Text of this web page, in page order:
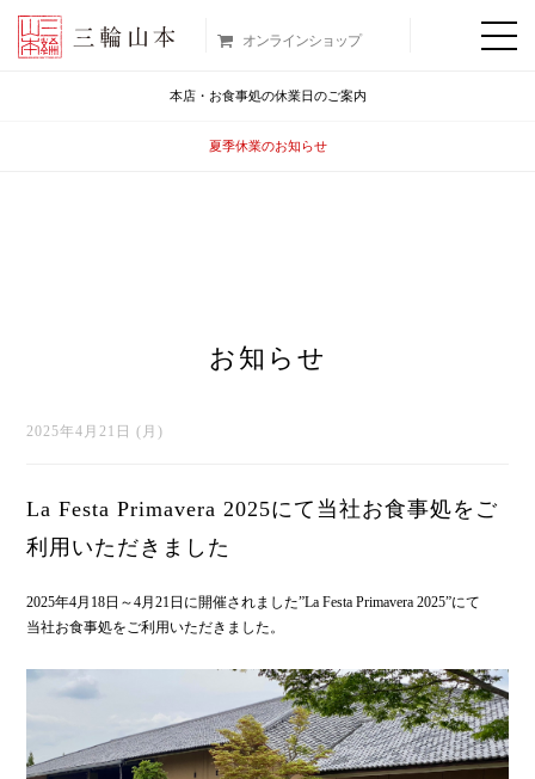
オンラインショップ
本店・お食事処の休業日のご案内
夏季休業のお知らせ
お知らせ
2025年4月21日 (月)
La Festa Primavera 2025にて当社お食事処をご
利用いただきました
2025年4月18日～4月21日に開催されました”La Festa Primavera 2025”にて
当社お食事処をご利用いただきました。